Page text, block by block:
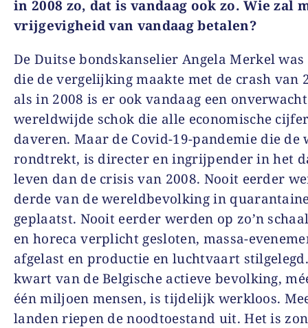
in 2008 zo, dat is vandaag ook zo. Wie zal
vrijgevigheid van vandaag betalen?
De Duitse bondskanselier Angela Merkel was
die de vergelijking maakte met de crash van
als in 2008 is er ook vandaag een
wereldwijde schok die alle economische
daveren. Maar de Covid-19-pandemie die de
rondtrekt, is directer en ingrijpender in het
leven dan de crisis van 2008. Nooit eerder
derde van de wereldbevolking in
geplaatst. Nooit eerder werden op zo’n
en horeca verplicht gesloten, massa-
afgelast en productie en luchtvaart
kwart van de Belgische actieve bevolking,
één miljoen mensen, is tijdelijk werkloos.
landen riepen de noodtoestand uit. Het is